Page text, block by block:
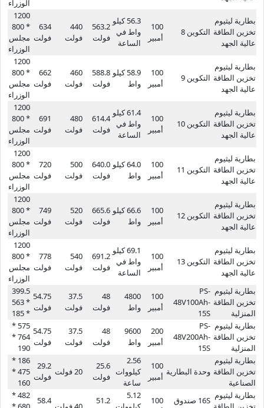
الوزراء
بطارية ليثيوم
تخزين الطاقة
عالية الجهد
التكوين 8
100
أمبير
56.3 كيلو
واط في
الساعة
563.2
فولت
440
فولت
634
فولت
1200
* 800
مجلس
الوزراء
بطارية ليثيوم
تخزين الطاقة
عالية الجهد
التكوين 9
100
أمبير
58.9 كيلو
واط
588.8
فولت
460
فولت
662
فولت
1200
* 800
مجلس
الوزراء
بطارية ليثيوم
تخزين الطاقة
عالية الجهد
التكوين 10
100
أمبير
61.4 كيلو
واط في
الساعة
614.4
فولت
480
فولت
691
فولت
1200
* 800
مجلس
الوزراء
بطارية ليثيوم
تخزين الطاقة
عالية الجهد
التكوين 11
100
أمبير
64.0 كيلو
واط
640.0
فولت
500
فولت
720
فولت
1200
* 800
مجلس
الوزراء
بطارية ليثيوم
تخزين الطاقة
عالية الجهد
التكوين 12
100
أمبير
66.6 كيلو
واط
665.6
فولت
520
فولت
749
فولت
1200
* 800
مجلس
الوزراء
بطارية ليثيوم
تخزين الطاقة
عالية الجهد
التكوين 13
100
أمبير
69.1 كيلو
واط في
الساعة
691.2
فولت
540
فولت
778
فولت
1200
* 800
مجلس
الوزراء
بطارية ليثيوم
تخزين الطاقة
المنزلية
PS-
48V100Ah-
15S
100
أمبير
4800
واط
48
فولت
37.5
فولت
54.75
فولت
399.5
* 563
* 185
بطارية ليثيوم
تخزين الطاقة
المنزلية
PS-
48V200Ah-
15S
200
أمبير
9600
واط
48
فولت
37.5
فولت
54.75
فولت
575 *
764 *
190
بطارية ليثيوم
تخزين الطاقة
الصناعية
وحدة البطارية
100
أمبير
2.56
كيلووات
ساعة
25.6
فولت
20 فولت
29.2
فولت
186 *
475 *
160
بطارية ليثيوم
16S صندوق
100
5.12
51.2
58.4
482 *